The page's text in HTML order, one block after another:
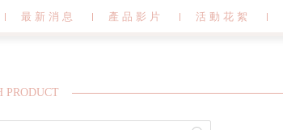
最新消息 產品影片 活動花絮
PRODUCT